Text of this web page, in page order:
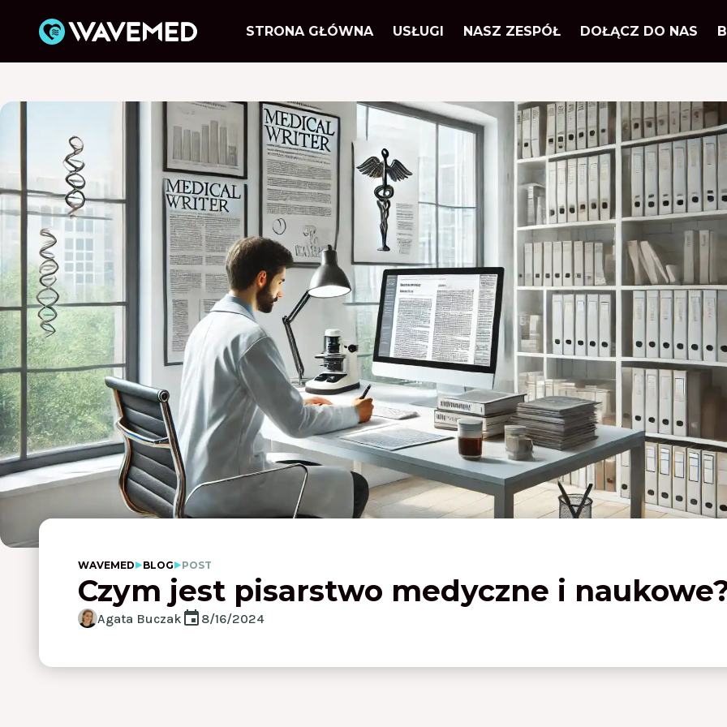
STRONA GŁÓWNA USŁUGI NASZ ZESPÓŁ DOŁĄCZ DO NAS
WAVEMED BLOG POST
Czym jest pisarstwo medyczne i
Agata Buczak 8/16/2024